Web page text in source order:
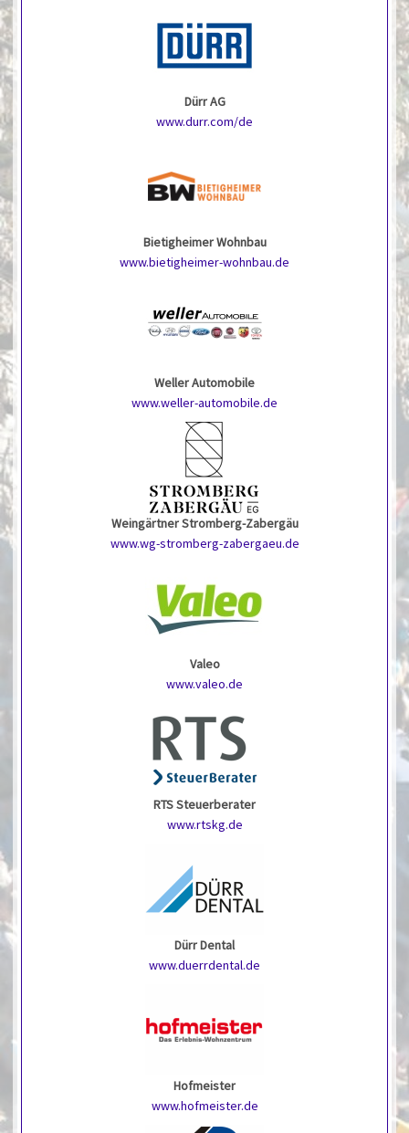
Dürr AG
www.durr.com/de
Bietigheimer Wohnbau
www.bietigheimer-wohnbau.de
Weller Automobile
www.weller-automobile.de
Weingärtner Stromberg-Zabergäu
www.wg-stromberg-zabergaeu.de
Valeo
www.valeo.de
RTS Steuerberater
www.rtskg.de
Dürr Dental
www.duerrdental.de
Hofmeister
www.hofmeister.de